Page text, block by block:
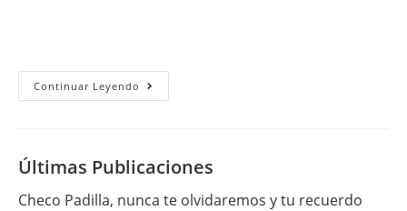
Continuar Leyendo Domingo
19
Últimas Publicaciones
Checo Padilla, nunca te olvidaremos y tu recuerdo